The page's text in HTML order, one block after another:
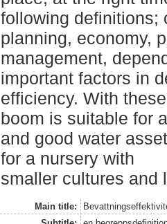
following definitions;
planning, economy,
management,
important factors in
efficiency. With
boom is suitable for
and good water
for a nursery with
smaller cultures and
Main title: